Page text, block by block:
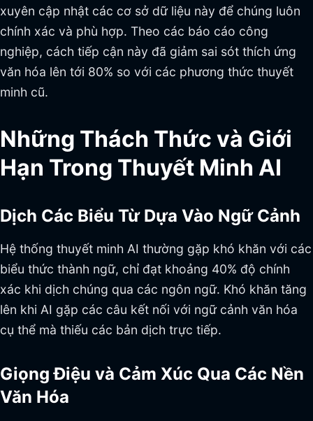
xuyên cập nhật các cơ sở dữ liệu này để chúng luôn
chính xác và phù hợp. Theo các báo cáo công
nghiệp, cách tiếp cận này đã giảm sai sót thích ứng
văn hóa lên tới 80% so với các phương thức thuyết
minh cũ.
Những Thách Thức và Giới
Hạn Trong Thuyết Minh AI
Dịch Các Biểu Từ Dựa Vào Ngữ Cảnh
Hệ thống thuyết minh AI thường gặp khó khăn với các
biểu thức thành ngữ, chỉ đạt khoảng 40% độ chính
xác khi dịch chúng qua các ngôn ngữ. Khó khăn tăng
lên khi AI gặp các câu kết nối với ngữ cảnh văn hóa
cụ thể mà thiếu các bản dịch trực tiếp.
Giọng Điệu và Cảm Xúc Qua Các Nền
Văn Hóa